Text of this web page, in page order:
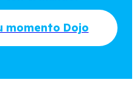
momento Dojo